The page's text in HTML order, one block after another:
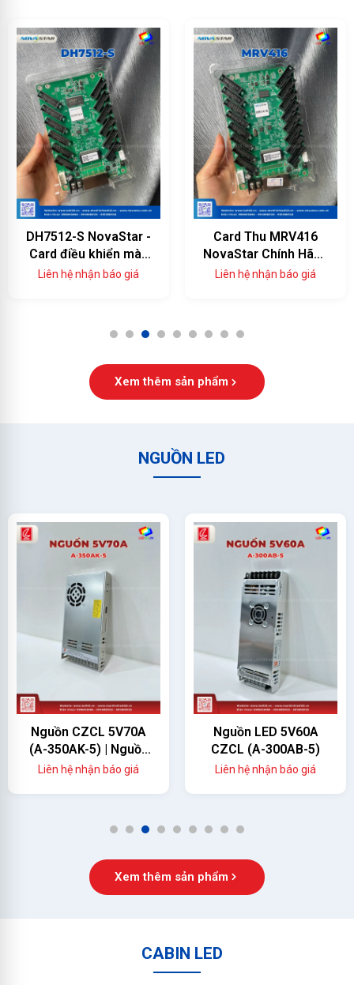
DH7512-S NovaStar -
Card điều khiển màn
hình LED 12 cổng
Liên hệ nhận báo giá
Card Thu MRV416
NovaStar Chính Hãng
— 16 Cổng HUB75E,
Liên hệ nhận báo giá
1 2 3 4 5 6 7 8 9
Xem thêm sản phẩm
NGUỒN LED
Nguồn CZCL 5V70A
(A-350AK-5) | Nguồn
Màn Hình LED 350W
Liên hệ nhận báo giá
Nguồn LED 5V60A
CZCL (A-300AB-5)
Liên hệ nhận báo giá
1 2 3 4 5 6 7 8 9
Xem thêm sản phẩm
CABIN LED